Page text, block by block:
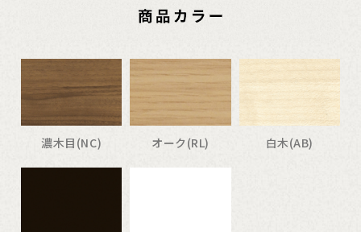
濃木目(NC) オーク(RL) 白木(AB)